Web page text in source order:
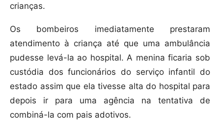
crianças.
Os bombeiros imediatamente prestaram
atendimento à criança até que uma ambulância
pudesse levá-la ao hospital. A menina ficaria sob
custódia dos funcionários do serviço infantil do
estado assim que ela tivesse alta do hospital para
depois ir para uma agência na tentativa de
combiná-la com pais adotivos.